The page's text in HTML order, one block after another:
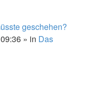
geschehen?
» in Das